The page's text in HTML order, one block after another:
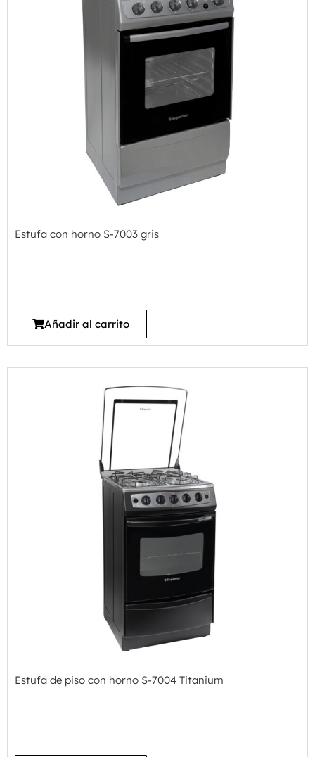
Estufa con horno S-7003 gris
Añadir al carrito
Estufa de piso con horno S-7004 Titanium